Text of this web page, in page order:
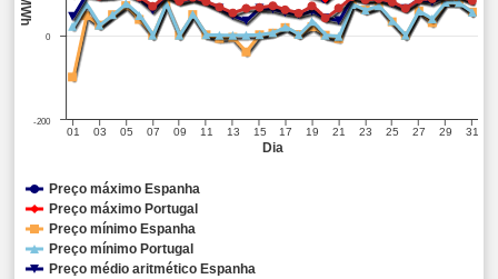
Dia
01 03 05 07 09 11 13 15 17 19 21 23 25 27 29 31
-200
0
Preço máximo Espanha
Preço máximo Portugal
Preço mínimo Espanha
Preço mínimo Portugal
Preço médio aritmético Espanha